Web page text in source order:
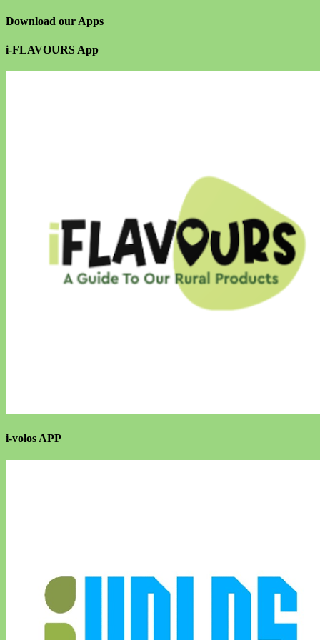
Download our Apps
i-FLAVOURS App
i-volos APP